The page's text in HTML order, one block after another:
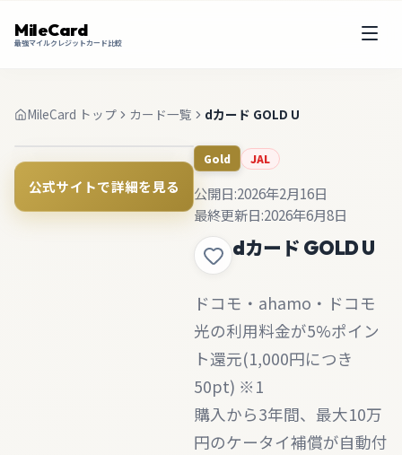
MileCard
最強マイルクレジットカード比較
MileCard トップ カード一覧 dカード GOLD U
公式サイトで詳細を見る
Gold JAL
公開日:2026年2月16日
最終更新日:2026年6月8日
dカード GOLD U
ドコモ・ahamo・ドコモ
光の利用料金が5%ポイン
ト還元(1,000円につき
50pt) ※1
購入から3年間、最大10万
円のケータイ補償が自動付